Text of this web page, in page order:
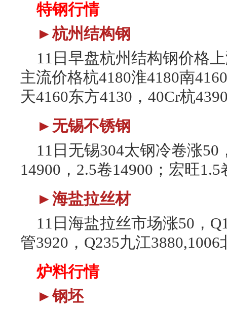
特钢行情
►杭州结构钢
11日早盘杭州结构钢价格
主流价格杭4180淮4180南
天4160东方4130，40Cr杭
►无锡不锈钢
11日无锡304太钢冷卷涨50
14900，2.5卷14900；宏旺1.5
►海盐拉丝材
11日海盐拉丝市场涨50，
管3920，Q235九江3880,1006
炉料行情
►钢坯